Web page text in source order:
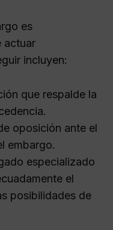
es
actuar
incluyen:
que respalde la
oposición ante el
embargo.
especializado
el
posibilidades de